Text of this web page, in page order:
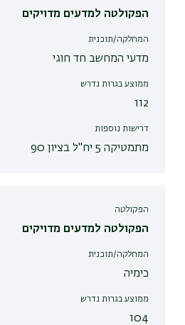
הפקולטה למדעים מדויקים
המחלקה/תוכנית
מדעי המחשב חד חוגי
ממוצע בגרות נדרש
112
דרישות נוספות
מתמטיקה 5 יח"ל בציון 90
הפקולטה
הפקולטה למדעים מדויקים
המחלקה/תוכנית
כימיה
ממוצע בגרות נדרש
104